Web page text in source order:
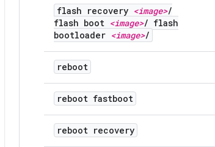
flash recovery <image>/
flash boot <image>/ flash
bootloader <image>/
reboot
reboot fastboot
reboot recovery